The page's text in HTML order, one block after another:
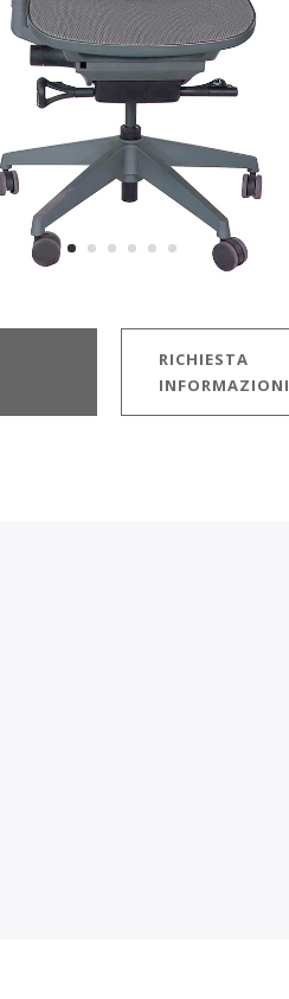
RICHIESTA
INFORMAZIONI